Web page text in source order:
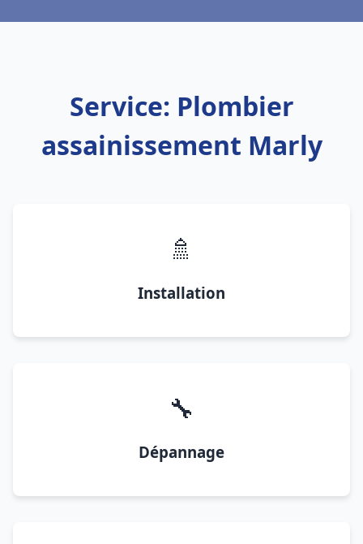
Service: Plombier
assainissement Marly
🚿
Installation
🔧
Dépannage